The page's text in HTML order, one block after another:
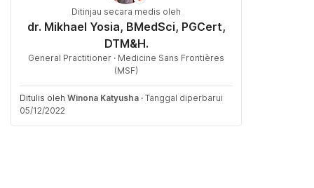
Ditinjau secara medis oleh
dr. Mikhael Yosia, BMedSci, PGCert,
DTM&H.
General Practitioner · Medicine Sans Frontières
(MSF)
Ditulis oleh Winona Katyusha · Tanggal diperbarui
05/12/2022